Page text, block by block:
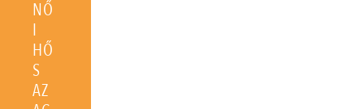
NŐ
I
HŐ
S
AZ